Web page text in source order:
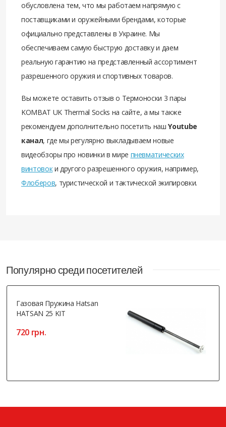
обусловлена тем, что мы работаем напрямую с
поставщиками и оружейными брендами, которые
официально представлены в Украине. Мы
обеспечиваем самую быструю доставку и даем
реальную гарантию на представленный ассортимент
разрешенного оружия и спортивных товаров.
Вы можете оставить отзыв о Термоноски 3 пары
KOMBAT UK Thermal Socks на сайте, а мы также
рекомендуем дополнительно посетить нашYoutube
канал, где мы регулярно выкладываем новые
видеобзоры про новинки в мире пневматических
винтовоки другого разрешенного оружия, например,
Флоберов, туристической и тактической экипировки.
Популярно среди посетителей
Газовая Пружина Hatsan
HATSAN 25 KIT
720 грн.